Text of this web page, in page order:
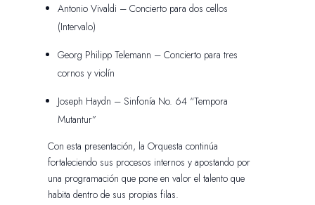
Antonio Vivaldi – Concierto para dos cellos
(Intervalo)
Georg Philipp Telemann – Concierto para tres
cornos y violín
Joseph Haydn – Sinfonía No. 64 “Tempora
Mutantur”
Con esta presentación, la Orquesta continúa
fortaleciendo sus procesos internos y apostando por
una programación que pone en valor el talento que
habita dentro de sus propias filas.